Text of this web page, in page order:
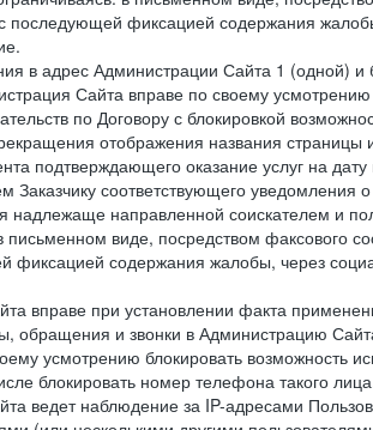
с последующей фиксацией содержания
в адрес Администрации Сайта 1 (одной) и
Сайта вправе по своему
по Договору с блокировкой
отображения названия
подтверждающего оказание услуг на
Заказчику соответствующего
надлежаще направленной соискателем и
письменном виде, посредством факсового
фиксацией содержания жалобы, через
вправе при установлении факта
обращения и звонки в Администрацию
усмотрению блокировать
блокировать номер телефона такого
ведет наблюдение за IP-адресами